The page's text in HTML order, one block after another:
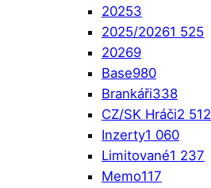
20253
2025/20261 525
20269
Base980
Brankáři338
CZ/SK Hráči2 512
Inzerty1 060
Limitované1 237
Memo117